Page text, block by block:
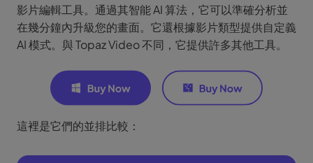
影片編輯工具。通過其智能 AI 算法，它可以準確分析並
在幾分鐘內升級您的畫面。它還根據影片類型提供自定義
AI 模式。與 Topaz Video 不同，它提供許多其他工具。
這裡是它們的並排比較：